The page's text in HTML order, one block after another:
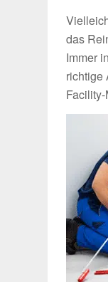
das
Immer
richtige